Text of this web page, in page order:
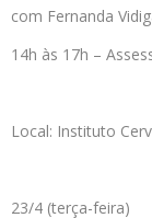
com Fernanda
14h às 17h –
Local: Instituto
23/4 (terça-feira)